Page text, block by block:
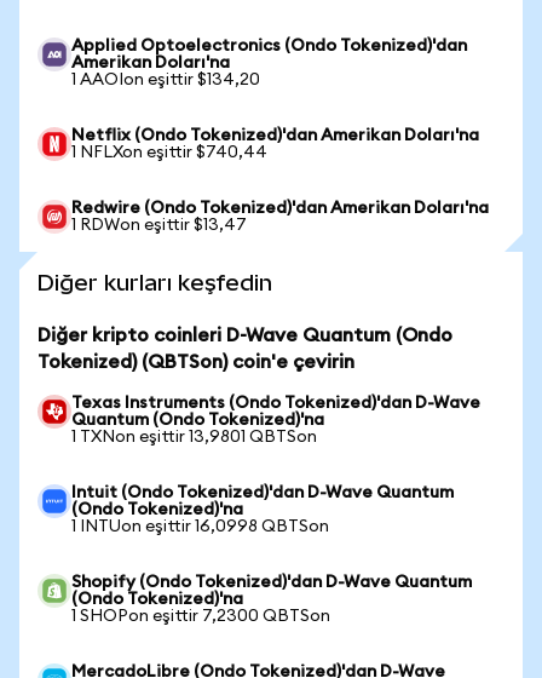
Applied Optoelectronics (Ondo Tokenized)'dan
Amerikan Doları'na
1 AAOIon eşittir $134,20
Netflix (Ondo Tokenized)'dan Amerikan Doları'na
1 NFLXon eşittir $740,44
Redwire (Ondo Tokenized)'dan Amerikan Doları'na
1 RDWon eşittir $13,47
Diğer kurları keşfedin
Diğer kripto coinleri D-Wave Quantum (Ondo
Tokenized) (QBTSon) coin'e çevirin
Texas Instruments (Ondo Tokenized)'dan D-Wave
Quantum (Ondo Tokenized)'na
1 TXNon eşittir 13,9801 QBTSon
Intuit (Ondo Tokenized)'dan D-Wave Quantum
(Ondo Tokenized)'na
1 INTUon eşittir 16,0998 QBTSon
Shopify (Ondo Tokenized)'dan D-Wave Quantum
(Ondo Tokenized)'na
1 SHOPon eşittir 7,2300 QBTSon
MercadoLibre (Ondo Tokenized)'dan D-Wave